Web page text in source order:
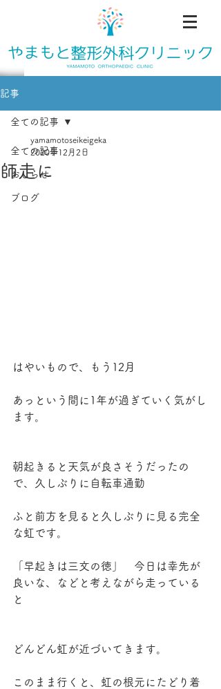
記事
全ての記事
おしらせ
ブログ
全ての記事
師走に
yamamotoseikeigeka
2020年12月2日
はやいもので、もう12月
あっという間に1年が過ぎていく気がし
ます。
朝起きると天気が良さそうだったの
で、久しぶりに自転車通勤
ふと前方を見ると久しぶりに見る完全
な虹です。
「早起きは三文の徳」　今日は幸先が
良いな、などと考えながら走っている
と
どんどん虹が近づいてきます。
このまま行くと、虹の根元にたどり着